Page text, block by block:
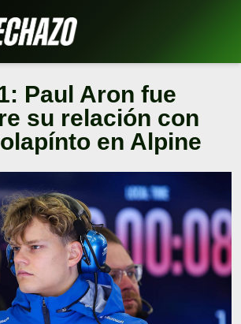
Paul Aron fue
su relación con
en Alpine